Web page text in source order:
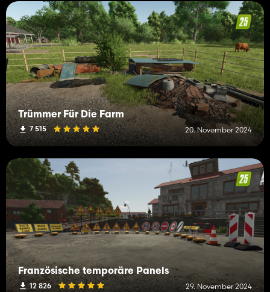
Trümmer Für Die Farm
7 515 20. November 2024
Französische temporäre Panels
12 826 29. November 2024